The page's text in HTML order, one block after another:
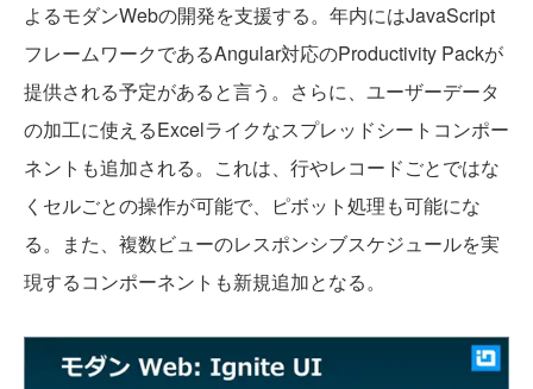
よるモダンWebの開発を支援する。年内にはJavaScript
フレームワークであるAngular対応のProductivity Packが
提供される予定があると言う。さらに、ユーザーデータ
の加工に使えるExcelライクなスプレッドシートコンポー
ネントも追加される。これは、行やレコードごとではな
くセルごとの操作が可能で、ピボット処理も可能にな
る。また、複数ビューのレスポンシブスケジュールを実
現するコンポーネントも新規追加となる。